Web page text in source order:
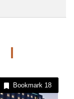
Bookmark 18